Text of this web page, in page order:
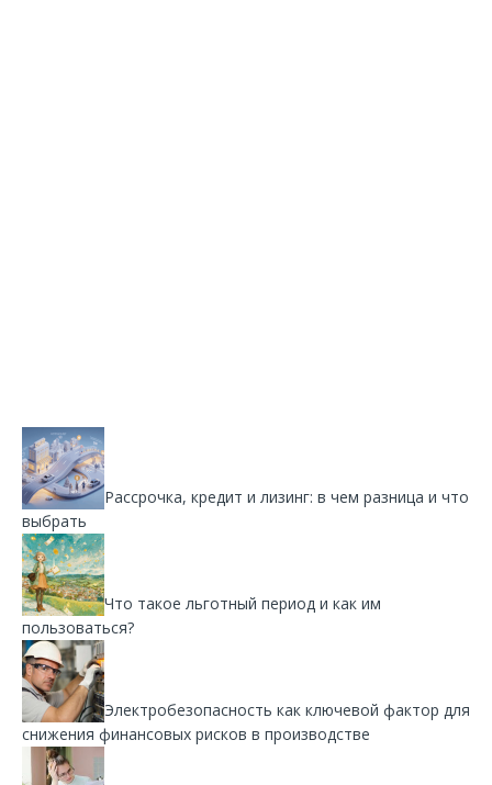
Рассрочка, кредит и лизинг: в чем разница и что
выбрать
Что такое льготный период и как им
пользоваться?
Электробезопасность как ключевой фактор для
снижения финансовых рисков в производстве